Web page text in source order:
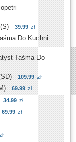
39.99 zł
Do Kuchni
Taśma Do
109.99 zł
69.99 zł
34.99 zł
69.99 zł